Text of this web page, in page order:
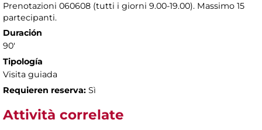
Prenotazioni 060608 (tutti i giorni 9.00-19.00). Massimo 15
partecipanti.
Duración
90'
Tipología
Visita guiada
Requieren reserva: Sì
Attività correlate